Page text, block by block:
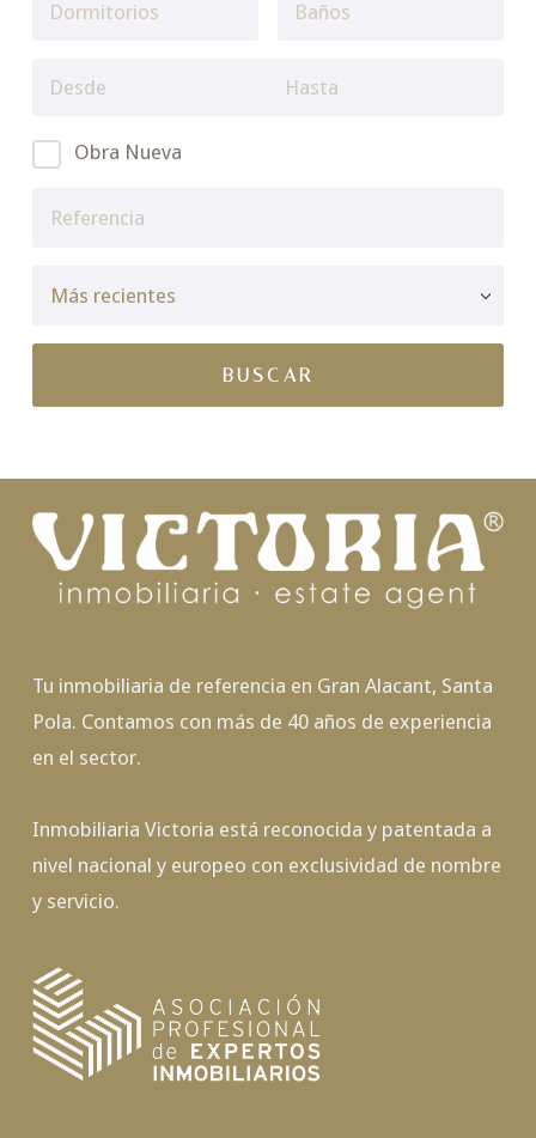
Obra Nueva
Tu inmobiliaria de referencia en Gran Alacant, Santa
Pola. Contamos con más de 40 años de experiencia
en el sector.
Inmobiliaria Victoria está reconocida y patentada a
nivel nacional y europeo con exclusividad de nombre
y servicio.